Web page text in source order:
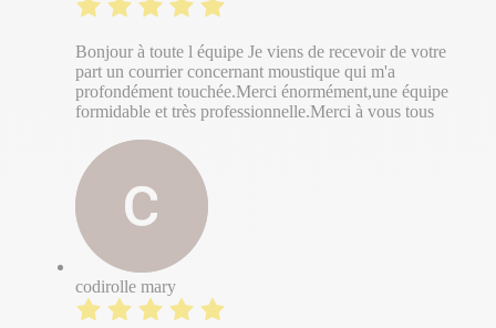
Bonjour à toute l équipe Je viens de recevoir de votre
part un courrier concernant moustique qui m'a
profondément touchée.Merci énormément,une équipe
formidable et très professionnelle.Merci à vous tous
codirolle mary